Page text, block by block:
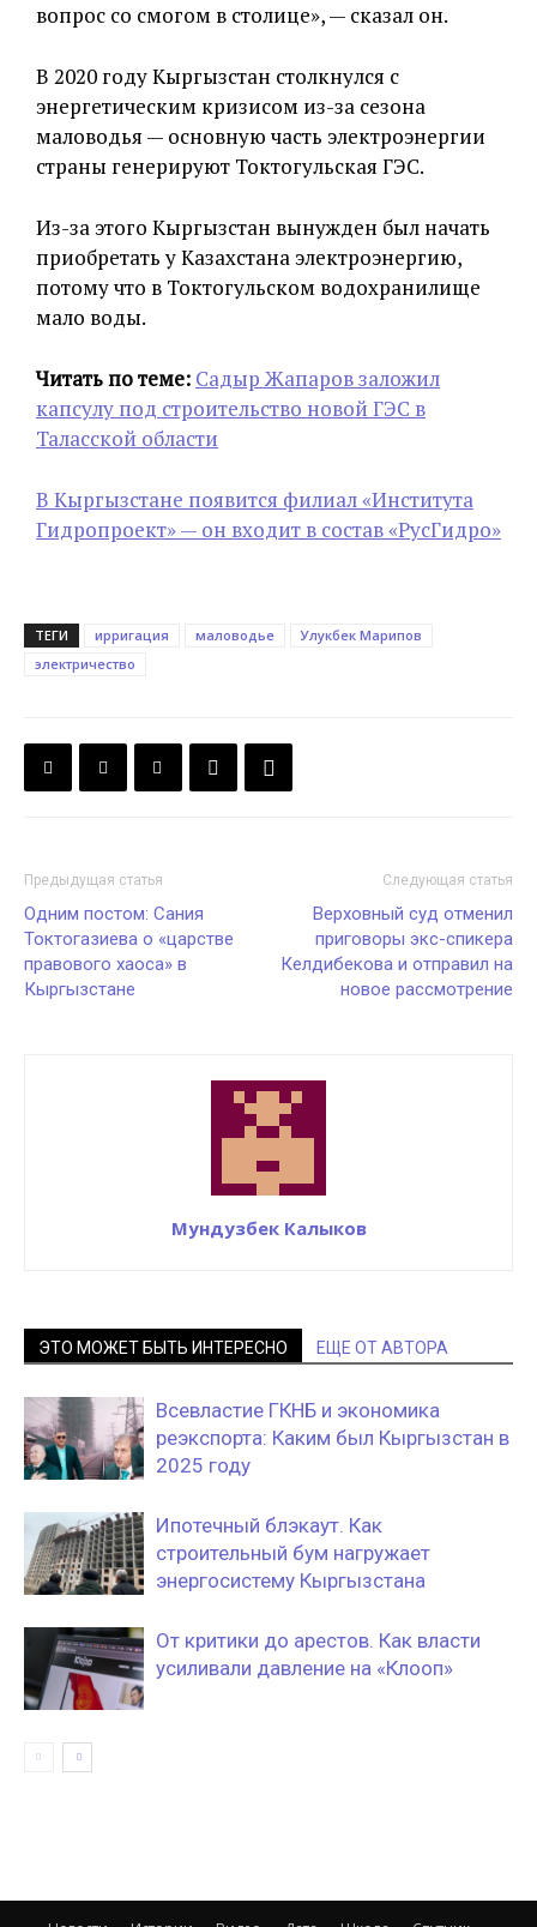
вопрос со смогом в столице», — сказал он.
В 2020 году Кыргызстан столкнулся с
энергетическим кризисом из-за сезона
маловодья — основную часть электроэнергии
страны генерируют Токтогульская ГЭС.
Из-за этого Кыргызстан вынужден был начать
приобретать у Казахстана электроэнергию,
потому что в Токтогульском водохранилище
мало воды.
Читать по теме: Садыр Жапаров заложил
капсулу под строительство новой ГЭС в
Таласской области
В Кыргызстане появится филиал «Института
Гидропроект» — он входит в состав «РусГидро»
ТЕГИ ирригация маловодье
Улукбек Марипов
электричество
Предыдущая статья
Одним постом: Сания
Токтогазиева о «царстве
правового хаоса» в
Кыргызстане
Следующая статья
Верховный суд отменил
приговоры экс-спикера
Келдибекова и отправил на
новое рассмотрение
Мундузбек Калыков
ЭТО МОЖЕТ БЫТЬ ИНТЕРЕСНО ЕЩЕ ОТ АВТОРА
Всевластие ГКНБ и экономика
реэкспорта: Каким был Кыргызстан в
2025 году
Ипотечный блэкаут. Как
строительный бум нагружает
энергосистему Кыргызстана
От критики до арестов. Как власти
усиливали давление на «Клооп»